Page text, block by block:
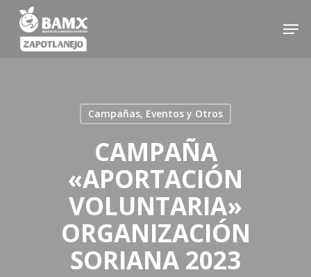
Campañas, Eventos y Otros
CAMPAÑA
«APORTACIÓN
VOLUNTARIA»
ORGANIZACIÓN
SORIANA 2023